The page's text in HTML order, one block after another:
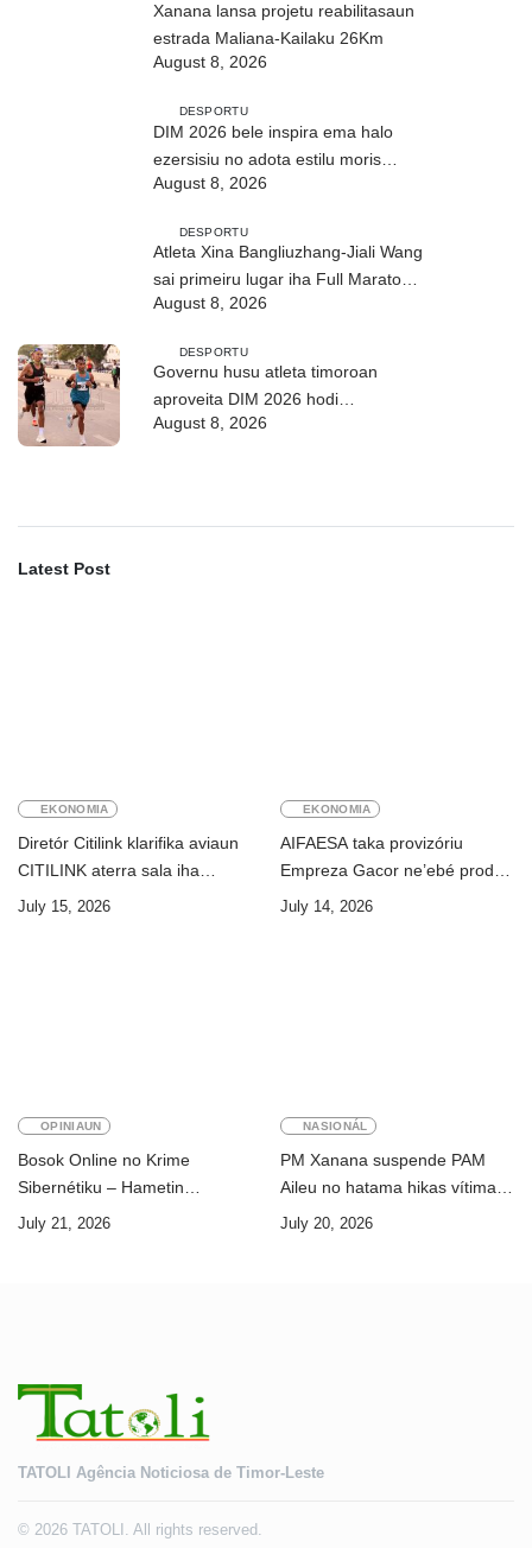
Xanana lansa projetu reabilitasaun
estrada Maliana-Kailaku 26Km
August 8, 2026
DESPORTU
DIM 2026 bele inspira ema halo
ezersisiu no adota estilu moris
saudável
August 8, 2026
DESPORTU
Atleta Xina Bangliuzhang-Jiali Wang
sai primeiru lugar iha Full Maratona
42Km
August 8, 2026
DESPORTU
Governu husu atleta timoroan
aproveita DIM 2026 hodi
dezenvolve kapasidade
August 8, 2026
Latest Post
EKONOMIA
Diretór Citilink klarifika aviaun
CITILINK aterra sala iha
Aeroportu Komoro ne’e
July 15, 2026
EKONOMIA
AIFAESA taka provizóriu
Empreza Gacor ne’ebé prodús
“pentolan”
July 14, 2026
OPINIAUN
Bosok Online no Krime
Sibernétiku – Hametin
Seguransa Dijitál ba Futuru
July 21, 2026
NASIONÁL
PM Xanana suspende PAM
Aileu no hatama hikas vítima
AMA ba servisu
July 20, 2026
TATOLI Agência Noticiosa de Timor-Leste
© 2026 TATOLI. All rights reserved.